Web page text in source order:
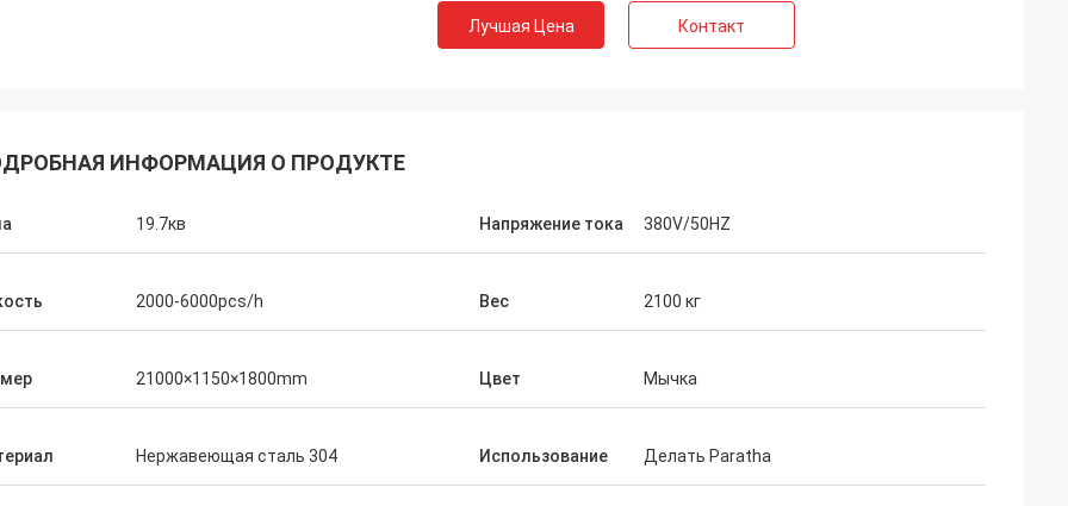
Лучшая Цена Контакт
ИНФОРМАЦИЯ О ПРОДУКТЕ
19.7кв Напряжение тока 380V/50HZ
2000-6000pcs/h Вес 2100 кг
21000×1150×1800mm Цвет Мычка
Нержавеющая сталь 304 Использование Делать Paratha